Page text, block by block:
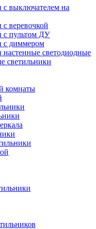
с выключателем на
веревочкой
с пультом ДУ
с диммером
настенные светодиодные
светильники
комнаты